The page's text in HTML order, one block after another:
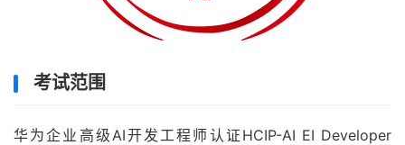
考试范围
华为企业高级AI开发工程师认证HCIP-AI EI Developer